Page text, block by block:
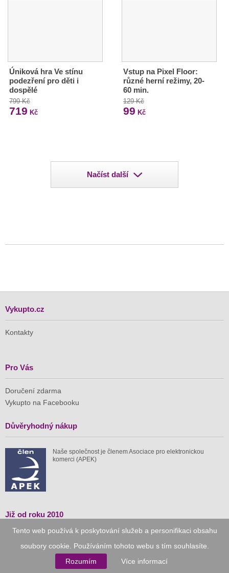
Tento web používá k poskytování služeb a personifikaci obsahu
soubory cookie. Používáním tohoto webu s tím souhlasíte.
Rozumím
Více informací
Úniková hra Ve stínu
podezření pro děti i
dospělé
799 Kč
719 Kč
Vstup na Pixel Floor:
různé herní režimy, 20-
60 min.
129 Kč
99 Kč
Načíst další
Vykupto.cz
Kontakty
Pro Vás
Doručení zdarma
Vykupto na Facebooku
Důvěryhodný nákup
Naše společnost je členem Asociace pro elektronickou
komerci (APEK)
Již od roku 2010
spuštěných nabídek